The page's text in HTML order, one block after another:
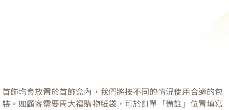
首飾均會放置於首飾盒內，我們將按不同的情況使用合適的包
裝。如顧客需要周大福購物紙袋，可於訂單「備註」位置填寫